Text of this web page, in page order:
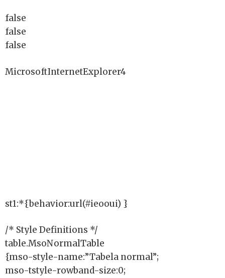
false
false
false
MicrosoftInternetExplorer4
st1:*{behavior:url(#ieooui) }
/* Style Definitions */
table.MsoNormalTable
{mso-style-name:”Tabela normal”;
mso-tstyle-rowband-size:0;